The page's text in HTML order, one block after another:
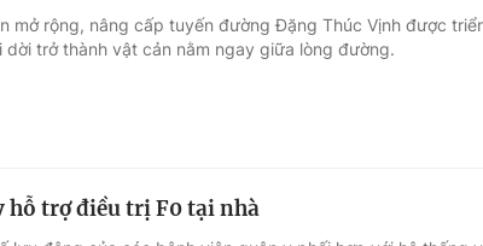
mở rộng, nâng cấp tuyến đường Đặng Thúc Vịnh được
trở thành vật cản nằm ngay giữa lòng đường.
hỗ trợ điều trị F0 tại nhà